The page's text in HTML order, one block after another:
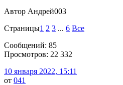
Автор Андрей003
Страницы1 2 3 ... 6 Все
Сообщений: 85
Просмотров: 22 332
10 января 2022, 15:11
от 041